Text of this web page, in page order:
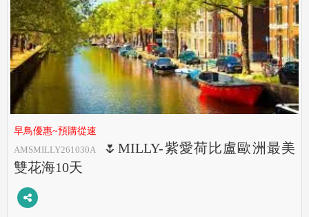
早鳥優惠~預購從速
AMSMILLY261030A
🌷MILLY-紫愛荷比盧歐洲最美
雙花海10天